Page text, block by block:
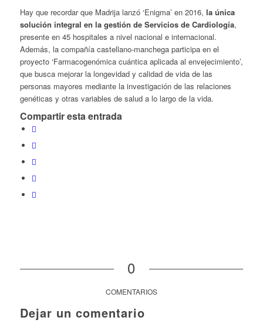
Hay que recordar que Madrija lanzó ‘Enigma’ en 2016, la única
solución integral en la gestión de Servicios de Cardiología,
presente en 45 hospitales a nivel nacional e internacional.
Además, la compañía castellano-manchega participa en el
proyecto ‘Farmacogenómica cuántica aplicada al envejecimiento’,
que busca mejorar la longevidad y calidad de vida de las
personas mayores mediante la investigación de las relaciones
genéticas y otras variables de salud a lo largo de la vida.
Compartir esta entrada
0
COMENTARIOS
Dejar un comentario